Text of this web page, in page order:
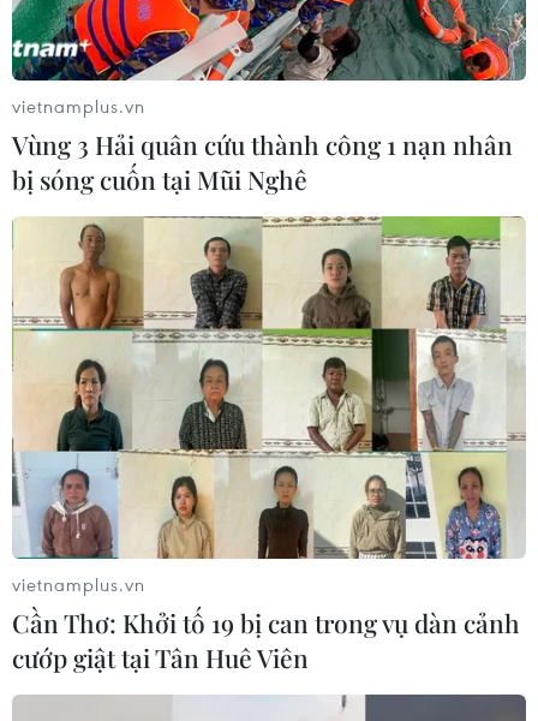
Phát hiện bản vẽ cổ xưa nhất của nhân loại
tại Nam Phi
13/09/2018 22:00
Bản vẽ Blombos được thể hiện bằng đất sét nâu đỏ trên
phiến đá nhỏ, là bằng chứng làm thay đổi nhận thức
của chúng ta về thời gian tổ tiên loài người bắt đầu thể
hiện bản thân thông qua bản vẽ.
vietnamplus.vn
Vùng 3 Hải quân cứu thành công 1 nạn nhân
bị sóng cuốn tại Mũi Nghê
vietnamplus.vn
Cần Thơ: Khởi tố 19 bị can trong vụ dàn cảnh
cướp giật tại Tân Huê Viên